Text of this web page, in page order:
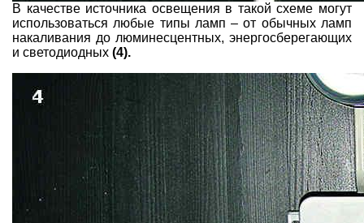
В качестве источника освещения в такой схеме могут
использоваться любые типы ламп – от обычных ламп
накаливания до люминесцентных, энергосберегающих
и светодиодных (4).